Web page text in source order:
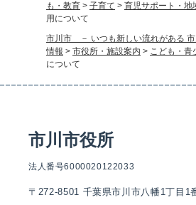
も・教育 > 子育て > 育児サポート・地
用について
市川市 － いつも新しい流れがある 市
情報 > 市役所・施設案内 > こども・青
について
市川市役所
法人番号6000020122033
〒272-8501 千葉県市川市八幡1丁目1